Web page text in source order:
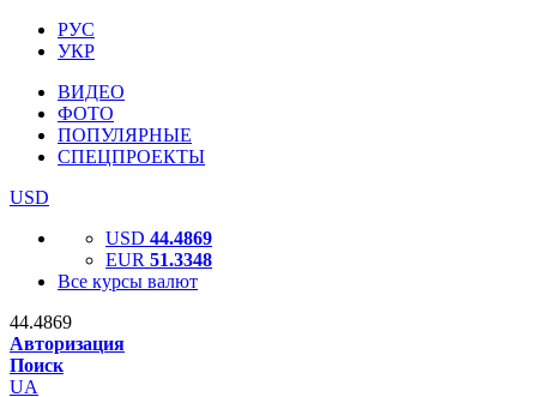
РУС
УКР
ВИДЕО
ФОТО
ПОПУЛЯРНЫЕ
СПЕЦПРОЕКТЫ
USD
USD 44.4869
EUR 51.3348
Все курсы валют
44.4869
Авторизация
Поиск
UA